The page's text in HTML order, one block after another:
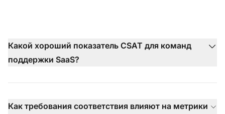
Какой хороший показатель CSAT для команд
поддержки SaaS?
Как требования соответствия влияют на метрики